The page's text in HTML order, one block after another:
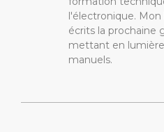
l'électronique.
écrits la prochaine
mettant en
manuels.